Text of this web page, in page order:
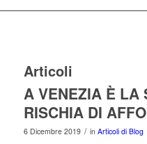
Articoli
A VENEZIA È LA
RISCHIA DI
6 Dicembre 2019 / in Articoli di Blog